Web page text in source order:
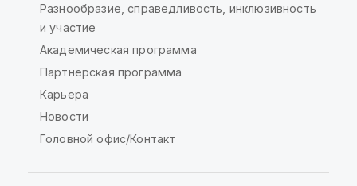
Разнообразие, справедливость, инклюзивность
и участие
Академическая программа
Партнерская программа
Карьера
Новости
Головной офис/Контакт